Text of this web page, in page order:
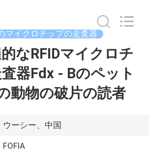
マイクロチップの走査器
なRFIDマイクロチ
器Fdx - Bのペット
動物の破片の読者
ウーシー、中国
FOFIA